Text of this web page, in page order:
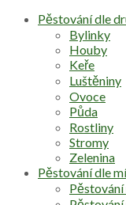
Pěstování dle
Bylinky
Houby
Keře
Luštěniny
Ovoce
Půda
Rostliny
Stromy
Zelenina
Pěstování dle